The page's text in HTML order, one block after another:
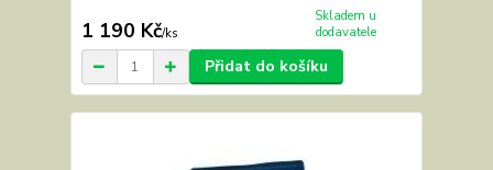
1 190 Kč/ks
Skladem u
dodavatele
Přidat do košíku